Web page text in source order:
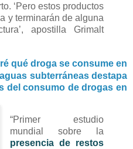
‘Pero estos productos
y terminarán de alguna
apostilla Grimalt
qué droga se consume en
subterráneas destapa
del consumo de drogas en
“Primer estudio
mundial sobre la
presencia de restos